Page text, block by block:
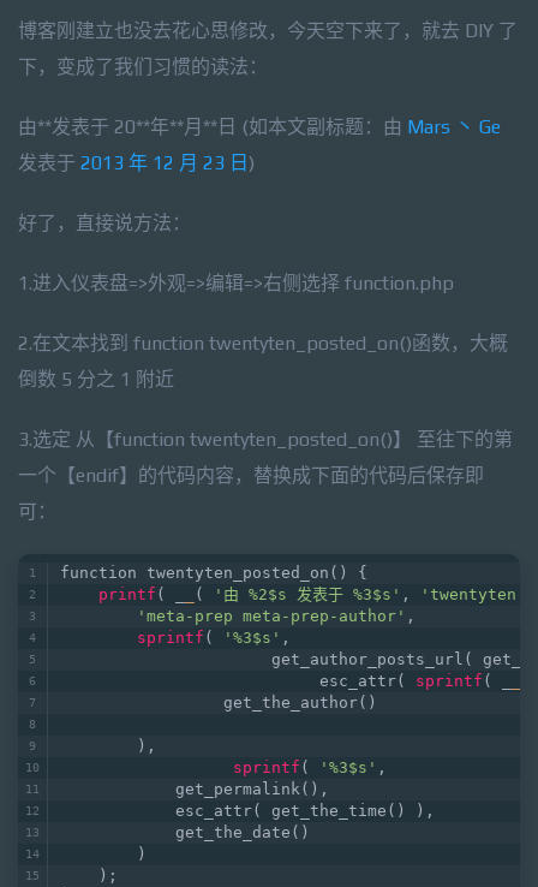
博客刚建立也没去花心思修改，今天空下来了，就去 DIY 了
下，变成了我们习惯的读法：
由**发表于 20**年**月**日 (如本文副标题：由 Mars 丶 Ge
发表于 2013 年 12 月 23 日 )
好了，直接说方法：
1.进入仪表盘=>外观=>编辑=>右侧选择 function.php
2.在文本找到 function twentyten_posted_on()函数，大概
倒数 5 分之 1 附近
3.选定 从【function twentyten_posted_on()】 至往下的第
一个【endif】的代码内容，替换成下面的代码后保存即
可：
function twentyten_posted_on() {
printf ( _ ( '由 %2$s 发表于 %3$s' , 'twentyten'
'meta-prep meta-prep-author' ,
sprintf ( '%3$s' ,
get_author_posts_url(
                           esc_attr(
sprintf ( _
                 get_the_author()
        ),
sprintf ( '%3$s' ,
            get_permalink(),
            esc_attr( get_the_time() ),
            get_the_date()
        )
    );